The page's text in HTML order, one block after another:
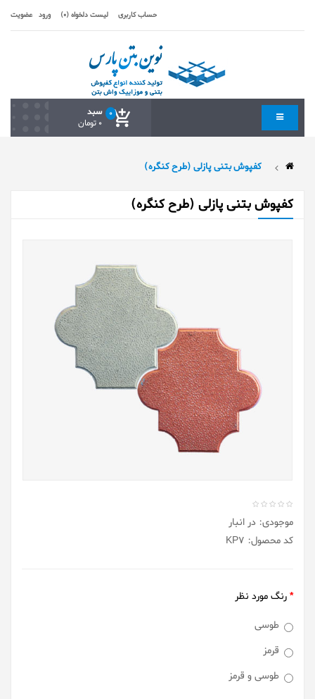
حساب کاربری لیست دلخواه (0) ورود عضویت
سبد 0
0 تومان
کفپوش بتنی پازلی (طرح کنگره)
کفپوش بتنی پازلی (طرح کنگره)
موجودی: در انبار
کد محصول: KP7
رنگ مورد نظر
طوسی
قرمز
طوسی و قرمز